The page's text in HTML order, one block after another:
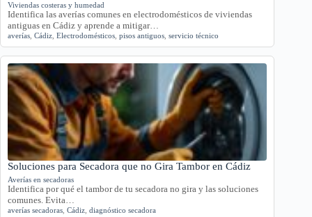
Viviendas costeras y humedad
Identifica las averías comunes en electrodomésticos de viviendas
antiguas en Cádiz y aprende a mitigar…
averías Cádiz Electrodomésticos pisos antiguos servicio técnico
Soluciones para Secadora que no Gira Tambor en Cádiz
Averías en secadoras
Identifica por qué el tambor de tu secadora no gira y las soluciones
comunes. Evita…
averías secadoras Cádiz diagnóstico secadora